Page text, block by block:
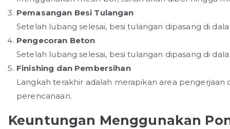
Pemasangan Besi Tulangan
Setelah lubang selesai, besi tulangan dipasang di
Pengecoran Beton
Setelah lubang selesai, besi tulangan dipasang di
Finishing dan Pembersihan
Langkah terakhir adalah merapikan area pengerjaan
perencanaan.
Keuntungan Menggunakan